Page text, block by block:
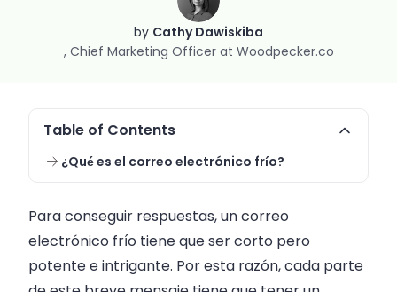
by Cathy Dawiskiba
Chief Marketing Officer at Woodpecker.co
Table of Contents
¿Qué es el correo electrónico frío?
Para conseguir respuestas, un correo
electrónico frío tiene que ser corto pero
potente e intrigante. Por esta razón, cada parte